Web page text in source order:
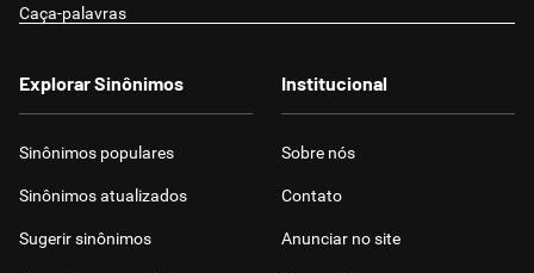
Caça-palavras
Explorar Sinônimos
Sinônimos populares
Sinônimos atualizados
Sugerir sinônimos
Institucional
Sobre nós
Contato
Anunciar no site